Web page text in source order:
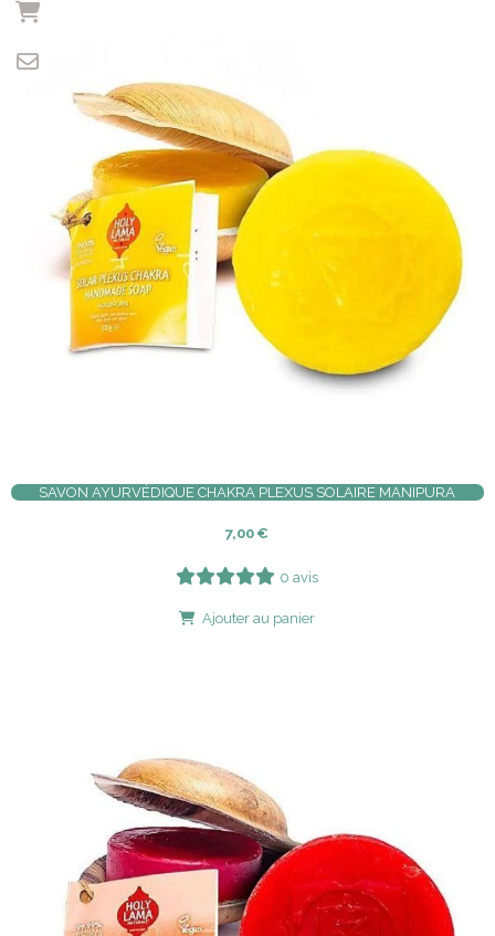
SAVON AYURVÉDIQUE CHAKRA PLEXUS SOLAIRE MANIPURA
7,00 €
0 avis
Ajouter au panier